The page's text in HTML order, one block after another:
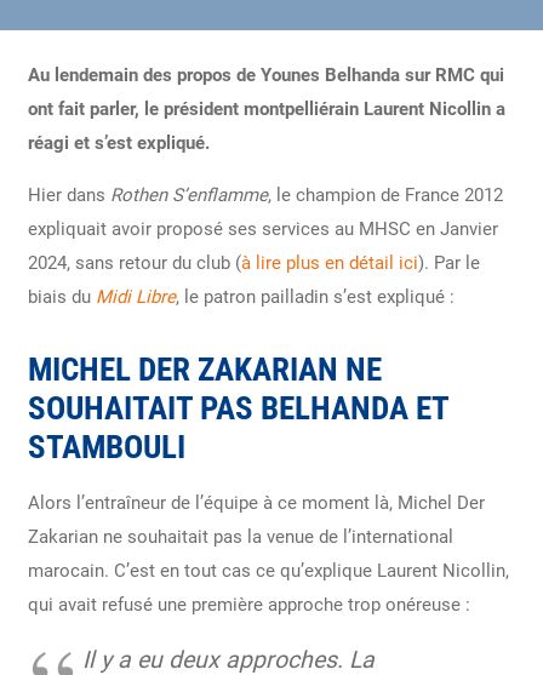
Au lendemain des propos de Younes Belhanda sur RMC qui
ont fait parler, le président montpelliérain Laurent Nicollin a
réagi et s’est expliqué.
Hier dans Rothen S’enflamme, le champion de France 2012
expliquait avoir proposé ses services au MHSC en Janvier
2024, sans retour du club (à lire plus en détail ici). Par le
biais du Midi Libre, le patron pailladin s’est expliqué :
MICHEL DER ZAKARIAN NE
SOUHAITAIT PAS BELHANDA ET
STAMBOULI
Alors l’entraîneur de l’équipe à ce moment là, Michel Der
Zakarian ne souhaitait pas la venue de l’international
marocain. C’est en tout cas ce qu’explique Laurent Nicollin,
qui avait refusé une première approche trop onéreuse :
Il y a eu deux approches. La